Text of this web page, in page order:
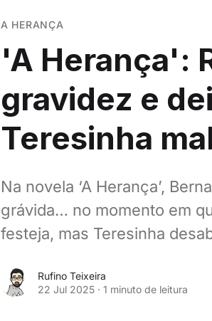
A HERANÇA
'A Herança':
gravidez e
Teresinha
Na novela ‘A Herança’,
grávida… no momento em
festeja, mas Teresinha
Rufino Teixeira
22 Jul 2025 · 1 minuto de leitura